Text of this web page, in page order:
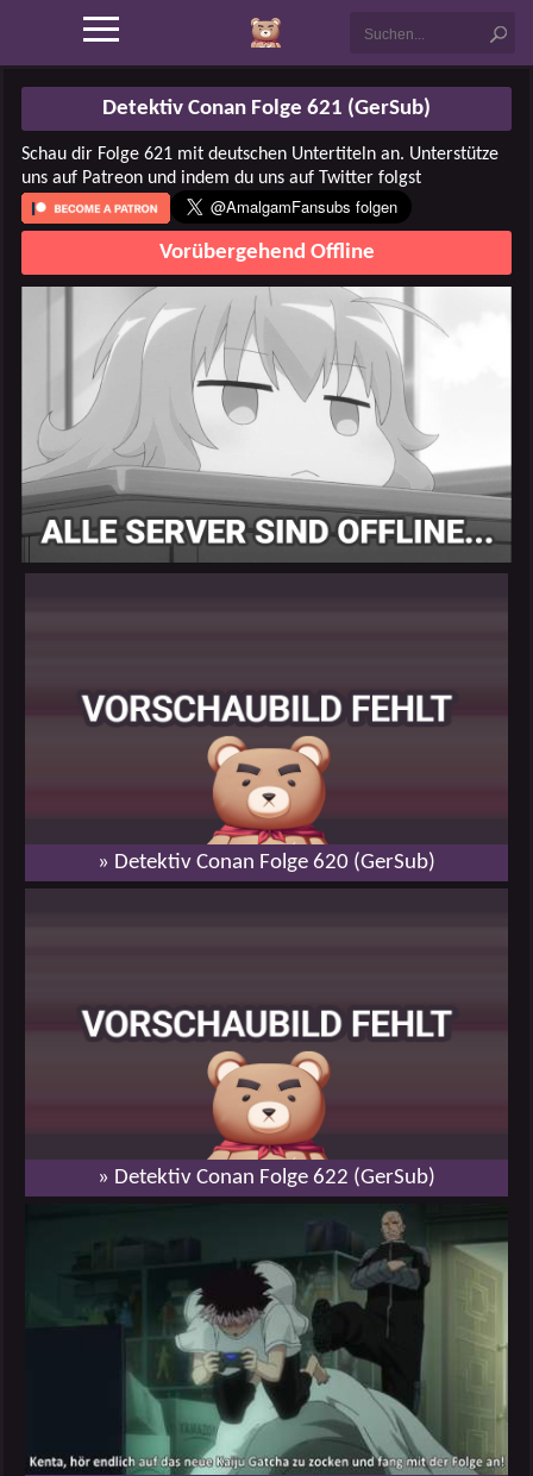
Detektiv Conan Folge 621 (GerSub)
Schau dir Folge 621 mit deutschen Untertiteln an. Unterstütze
uns auf Patreon und indem du uns auf Twitter folgst
Vorübergehend Offline
» Detektiv Conan Folge 620 (GerSub)
» Detektiv Conan Folge 622 (GerSub)